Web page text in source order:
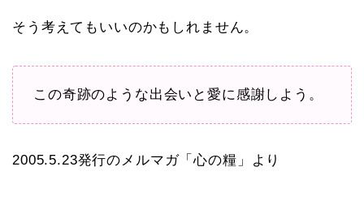
そう考えてもいいのかもしれません。
この奇跡のような出会いと愛に感謝しよう。
2005.5.23発行のメルマガ「心の糧」より